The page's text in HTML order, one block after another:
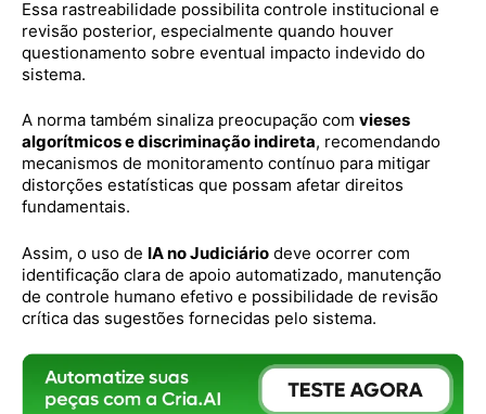
Essa rastreabilidade possibilita controle institucional e
revisão posterior, especialmente quando houver
questionamento sobre eventual impacto indevido do
sistema.
A norma também sinaliza preocupação com vieses
algorítmicos e discriminação indireta, recomendando
mecanismos de monitoramento contínuo para mitigar
distorções estatísticas que possam afetar direitos
fundamentais.
Assim, o uso de IA no Judiciário deve ocorrer com
identificação clara de apoio automatizado, manutenção
de controle humano efetivo e possibilidade de revisão
crítica das sugestões fornecidas pelo sistema.